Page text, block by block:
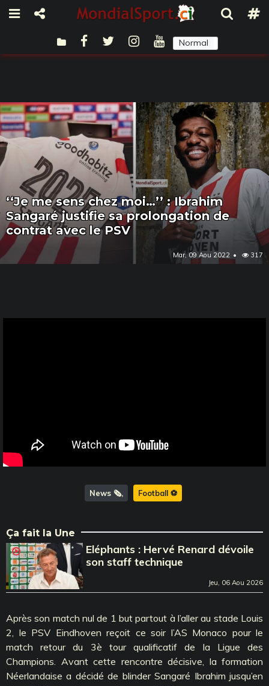
Normal
‘‘Je me sens chez moi…’’ : Ibrahim
Sangaré justifie sa prolongation de
contrat avec le PSV
Mar, 09 Aou 2022 317
News 🗞️ Football ⚽️
Ça fait la Une
Eléphants : Hervé Renard dévoile
son staff technique
Jeu, 06 Aou 2026
Après son match nul de 1 but partout à l’aller au stade Louis
2, le PSV Eindhoven reçoit ce soir l’AS Monaco pour le
match retour du 3è tour qualificatif de la Ligue des
Champions. Avant cette rencontre décisive, la formation
Néerlandaise a décidé de blinder Sangaré Ibrahim jusqu’en